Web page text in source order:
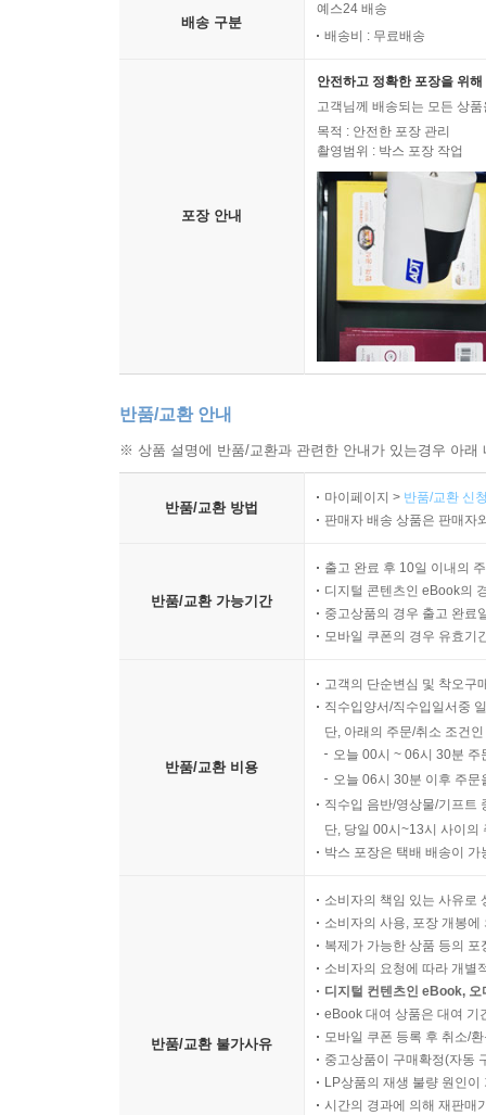
배송 구분
예스24 배송
배송비 : 무료배송
포장 안내
안전하고 정확한 포장을 위
고객님께 배송되는 모든 상
목적 : 안전한 포장 관리
촬영범위 : 박스 포장 작업
반품/교환 안내
※ 상품 설명에 반품/교환과 관련한 안내가 있는경우 아
반품/교환 방법
마이페이지 > 반품/교환 신
판매자 배송 상품은 판매자
반품/교환 가능기간
출고 완료 후 10일 이내의
디지털 콘텐츠인 eBook의
중고상품의 경우 출고 완료
모바일 쿠폰의 경우 유효기
반품/교환 비용
고객의 단순변심 및 착오구
직수입양서/직수입일서중
단, 아래의 주문/취소 조건
오늘 00시 ~ 06시 30분
오늘 06시 30분 이후 주
직수입 음반/영상물/기프트
단, 당일 00시~13시 사이의
박스 포장은 택배 배송이
반품/교환 불가사유
소비자의 책임 있는 사유로
소비자의 사용, 포장 개봉
복제가 가능한 상품 등의
소비자의 요청에 따라 개별
디지털 컨텐츠인 eBook,
eBook 대여 상품은 대여 기
모바일 쿠폰 등록 후 취소/
중고상품이 구매확정(자동
LP상품의 재생 불량 원인
시간의 경과에 의해 재판매